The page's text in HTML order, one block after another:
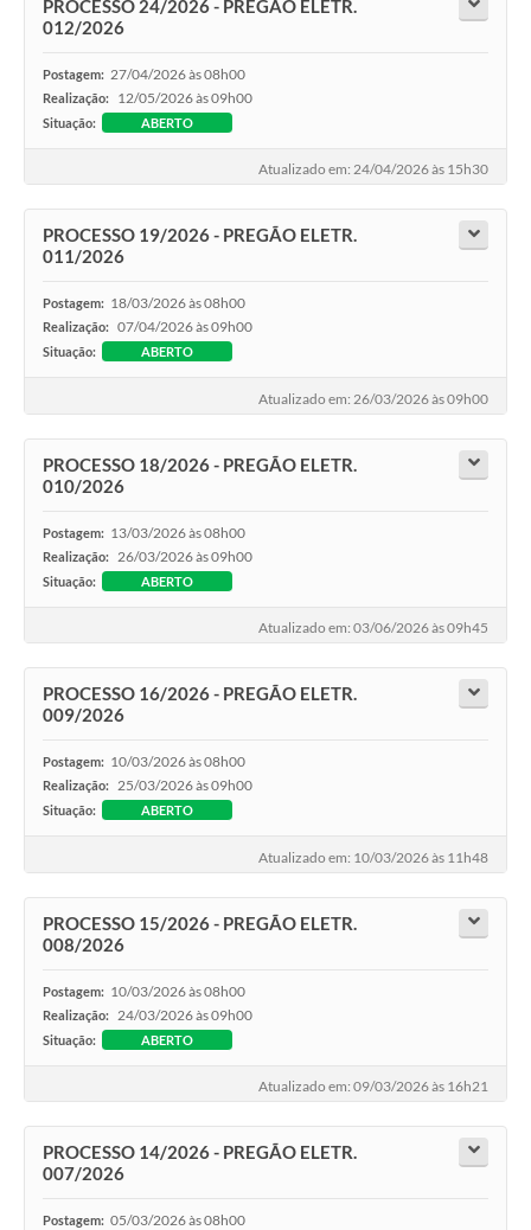
PROCESSO 24/2026 - PREGÃO ELETR.
012/2026
Postagem: 27/04/2026 às 08h00
Realização: 12/05/2026 às 09h00
Situação: ABERTO
Atualizado em: 24/04/2026 às 15h30
PROCESSO 19/2026 - PREGÃO ELETR.
011/2026
Postagem: 18/03/2026 às 08h00
Realização: 07/04/2026 às 09h00
Situação: ABERTO
Atualizado em: 26/03/2026 às 09h00
PROCESSO 18/2026 - PREGÃO ELETR.
010/2026
Postagem: 13/03/2026 às 08h00
Realização: 26/03/2026 às 09h00
Situação: ABERTO
Atualizado em: 03/06/2026 às 09h45
PROCESSO 16/2026 - PREGÃO ELETR.
009/2026
Postagem: 10/03/2026 às 08h00
Realização: 25/03/2026 às 09h00
Situação: ABERTO
Atualizado em: 10/03/2026 às 11h48
PROCESSO 15/2026 - PREGÃO ELETR.
008/2026
Postagem: 10/03/2026 às 08h00
Realização: 24/03/2026 às 09h00
Situação: ABERTO
Atualizado em: 09/03/2026 às 16h21
PROCESSO 14/2026 - PREGÃO ELETR.
007/2026
Postagem: 05/03/2026 às 08h00